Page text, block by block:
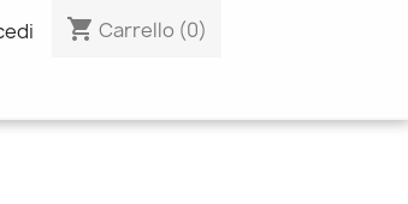
shopping_cart Carrello (0)